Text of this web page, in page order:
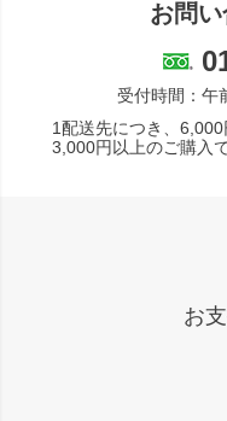
お問
受付時間：午
1配送先につき、
3,000円以上のご購入
お